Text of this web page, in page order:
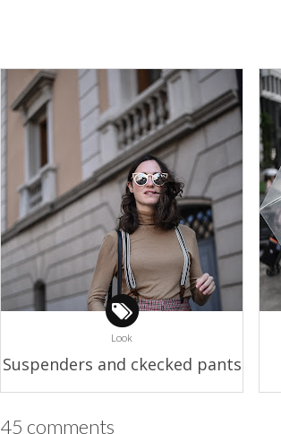
Look
Suspenders and ckecked pants
45 comments